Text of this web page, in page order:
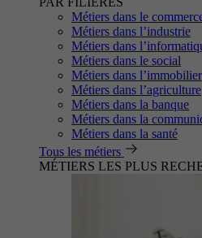
Métiers dans le
Métiers dans l’industrie
Métiers dans
Métiers dans le social
Métiers dans l’immobilier
Métiers dans l’agriculture
Métiers dans la banque
Métiers dans la
Métiers dans la santé
Tous les métiers
MÉTIERS LES PLUS